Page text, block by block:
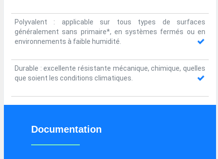
Polyvalent : applicable sur tous types de surfaces
généralement sans primaire*, en systèmes fermés ou en
environnements à faible humidité.
Durable : excellente résistante mécanique, chimique, quelles
que soient les conditions climatiques.
Documentation